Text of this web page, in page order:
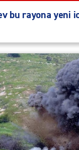
bu rayona yeni